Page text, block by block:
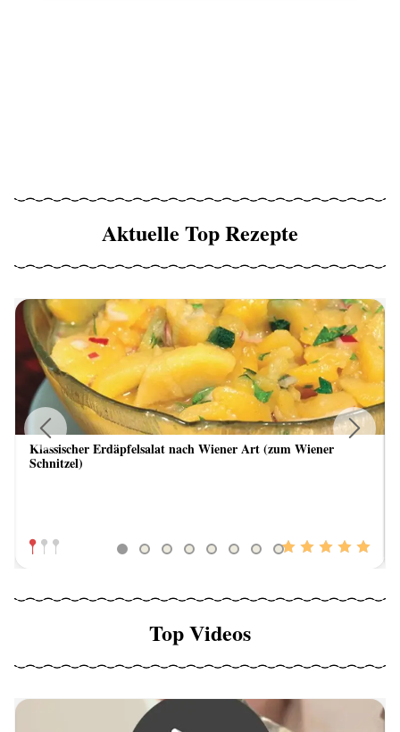
Aktuelle Top Rezepte
Klassischer Erdäpfelsalat nach Wiener Art (zum Wiener
Schnitzel)
Previous
Top Videos